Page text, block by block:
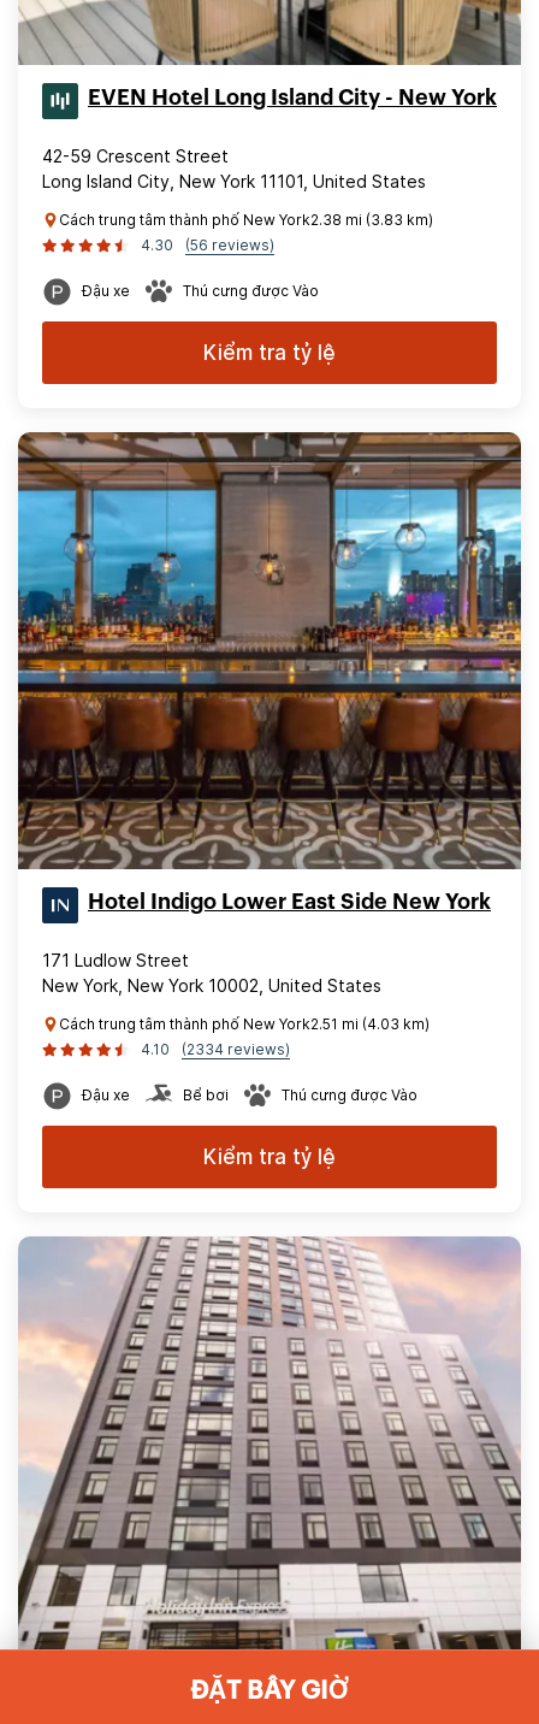
ĐẶT BÂY GIỜ
EVEN Hotel Long Island City - New York
42-59 Crescent Street
Long Island City, New York 11101, United States
Cách trung tâm thành phố New York2.38 mi (3.83 km)
4.30
(56 reviews)
Đậu xe Thú cưng được Vào
Kiểm tra tỷ lệ
Hotel Indigo Lower East Side New York
171 Ludlow Street
New York, New York 10002, United States
Cách trung tâm thành phố New York2.51 mi (4.03 km)
4.10
(2334 reviews)
Đậu xe Bể bơi Thú cưng được Vào
Kiểm tra tỷ lệ
Holiday Inn Express Long Island City E -